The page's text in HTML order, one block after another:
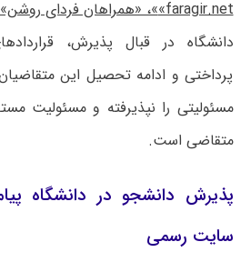
«faragir.net»، «همراهان فردای روشن»
دانشگاه در قبال پذیرش،
پرداختی و ادامه تحصیل این
مسئولیتی را نپذیرفته و مسئولیت
متقاضی است.
پذیرش دانشجو در دانشگاه
سایت رسمی